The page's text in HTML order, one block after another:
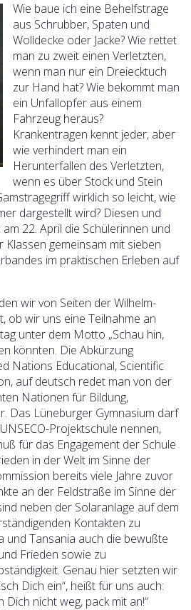
Wie baue ich eine Behelfstrage
aus Schrubber, Spaten und
Wolldecke oder Jacke? Wie rettet
man zu zweit einen Verletzten,
wenn man nur ein Dreiecktuch
zur Hand hat? Wie bekommt man
ein Unfallopfer aus einem
Fahrzeug heraus?
Krankentragen kennt jeder, aber
wie verhindert man ein
Herunterfallen des Verletzten,
wenn es über Stock und Stein
wirklich so leicht, wie
dargestellt wird? Diesen und
22. April die Schülerinnen und
gemeinsam mit sieben
im praktischen Erleben auf
wir von Seiten der Wilhelm-
ob wir uns eine Teilnahme an
unter dem Motto „Schau hin,
könnten. Die Abkürzung
Nations Educational, Scientific
auf deutsch redet man von der
Nationen für Bildung,
Das Lüneburger Gymnasium darf
Projektschule nennen,
für das Engagement der Schule
in der Welt im Sinne der
bereits viele Jahre zuvor
an der Feldstraße im Sinne der
neben der Solaranlage auf dem
Kontakten zu
und Tansania auch die bewußte
Frieden sowie zu
Genau hier setzten wir
Dich ein“, heißt für uns auch:
Dich nicht weg, pack mit an!“